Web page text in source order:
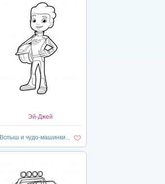
Эй-Джей
Вспыш и чудо-машинки...